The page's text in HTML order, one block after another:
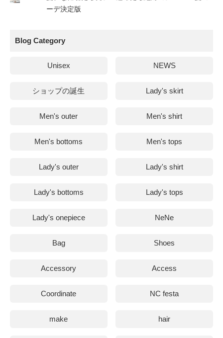
ーデ決定版
Blog Category
Unisex NEWS
ショップの誕生 Lady's skirt
Men's outer Men's shirt
Men's bottoms Men's tops
Lady's outer Lady's shirt
Lady's bottoms Lady's tops
Lady's onepiece NeNe
Bag Shoes
Accessory Access
Coordinate NC festa
make hair